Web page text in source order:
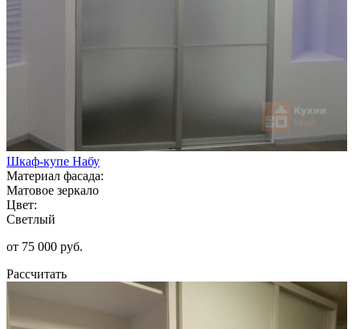
Шкаф-купе Набу
Материал фасада:
Матовое зеркало
Цвет:
Светлый
от 75 000 руб.
Рассчитать